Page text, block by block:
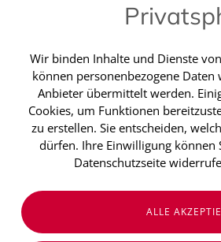
€
Wir binden Inhalte und Dienste
können personenbezogene Daten
Anbieter übermittelt werden.
Cookies, um Funktionen
zu erstellen. Sie entscheiden,
dürfen. Ihre Einwilligung können
Datenschutzseite